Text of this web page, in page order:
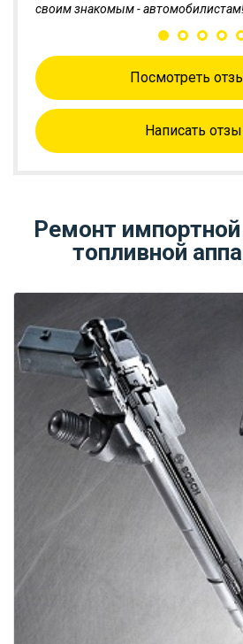
своим знакомым -
Посмотреть
Написать
Ремонт
топливной